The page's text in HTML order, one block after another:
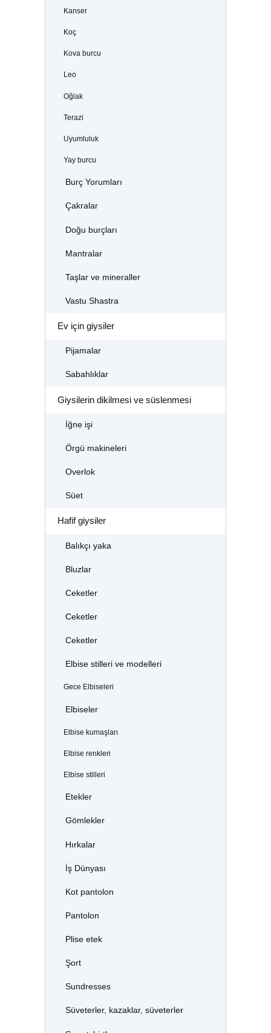
Kanser
Koç
Kova burcu
Leo
Oğlak
Terazi
Uyumluluk
Yay burcu
Burç Yorumları
Çakralar
Doğu burçları
Mantralar
Taşlar ve mineraller
Vastu Shastra
Ev için giysiler
Pijamalar
Sabahlıklar
Giysilerin dikilmesi ve süslenmesi
İğne işi
Örgü makineleri
Overlok
Süet
Hafif giysiler
Balıkçı yaka
Bluzlar
Ceketler
Ceketler
Ceketler
Elbise stilleri ve modelleri
Gece Elbiseleri
Elbiseler
Elbise kumaşları
Elbise renkleri
Elbise stilleri
Etekler
Gömlekler
Hırkalar
İş Dünyası
Kot pantolon
Pantolon
Plise etek
Şort
Sundresses
Süveterler, kazaklar, süveterler